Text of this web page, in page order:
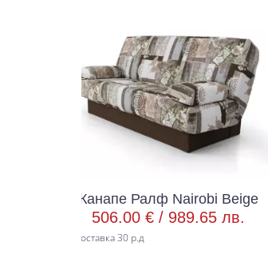
Ралф Nairobi Beige
989.65 лв.